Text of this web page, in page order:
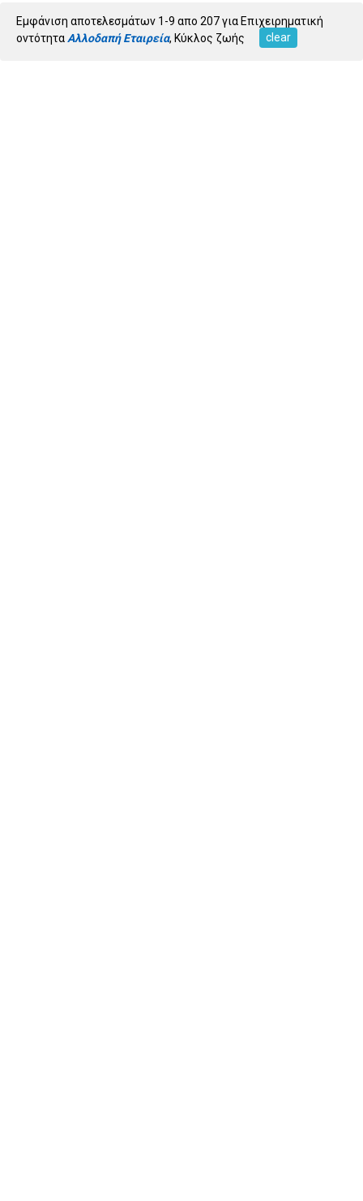
Εμφάνιση αποτελεσμάτων 1-9 απο 207 για Επιχειρηματική
οντότηταΑλλοδαπή Εταιρεία, Κύκλος ζωής clear